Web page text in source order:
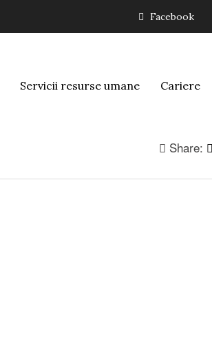
Facebook
Servicii resurse umane Cariere
Share: